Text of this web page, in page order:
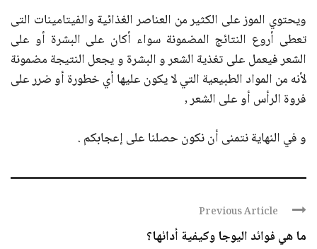
ويحتوي الموز على الكثير من العناصر الغذائية والفيتامينات التى
تعطى أروع النتائج المضمونة سواء أكان على البشرة أو على
الشعر فيعمل على تغذية الشعر و البشرة و يجعل النتيجة مضمونة
لأنه من المواد الطبيعية التي لا يكون عليها أي خطورة أو ضرر على
فروة الرأس أو على الشعر ,
و في النهاية نتمنى أن نكون حصلنا على إعجابكم .
Previous Article
ما هي فوائد اليوجا وكيفية أدائها؟